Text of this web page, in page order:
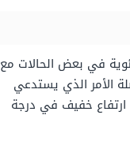
لدى الأطفال المصابين بالتهاب الحلق، حيث يمكن أن ترتفع درجة الحرارة إلى أكثر من 40 درجة مئوية في بعض الحالات مع
الأمر الذي يستدعي
ارتفاع خفيف في درجة